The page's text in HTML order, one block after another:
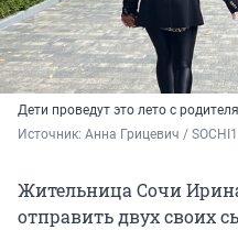
Дети проведут это лето с
Источник: Анна Грицевич /
Жительница Сочи
отправить двух своих